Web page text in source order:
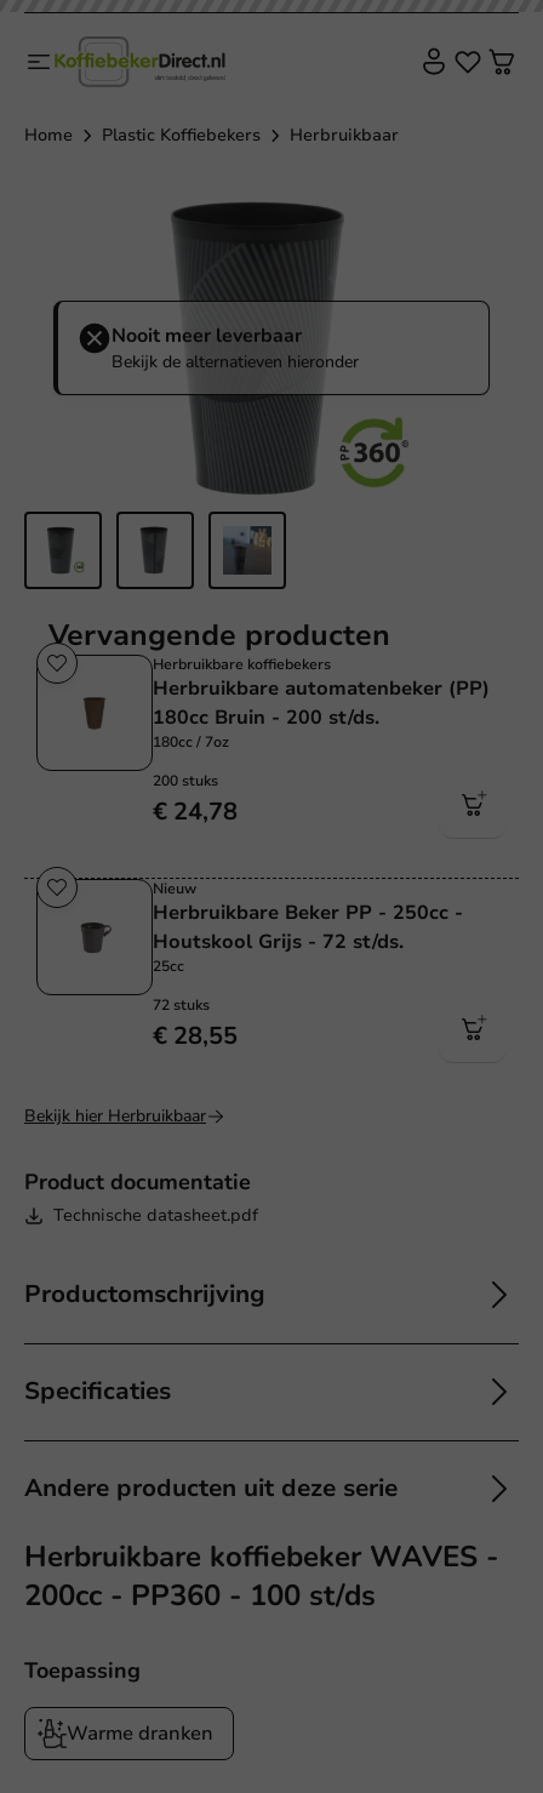
Home Plastic Koffiebekers Herbruikbaar
Nooit meer leverbaar
Bekijk de alternatieven hieronder
Product documentatie
Technische datasheet.pdf
Productomschrijving
Specificaties
Andere producten uit deze serie
Vervangende producten
Herbruikbare koffiebekers
Herbruikbare automatenbeker (PP)
180cc Bruin - 200 st/ds.
180cc / 7oz
200 stuks
€ 24,78
Nieuw
Herbruikbare Beker PP - 250cc -
Houtskool Grijs - 72 st/ds.
25cc
72 stuks
€ 28,55
Bekijk hier Herbruikbaar
Herbruikbare koffiebeker WAVES -
200cc - PP360 - 100 st/ds
Toepassing
Warme dranken